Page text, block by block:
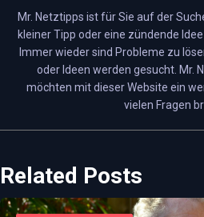
Mr. Netztipps ist für Sie auf der
kleiner Tipp oder eine zündende
Immer wieder sind Probleme zu
oder Ideen werden gesucht. Mr.
möchten mit dieser Website ein
vielen Fragen
Related Posts